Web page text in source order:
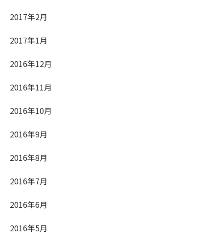
2017年2月
2017年1月
2016年12月
2016年11月
2016年10月
2016年9月
2016年8月
2016年7月
2016年6月
2016年5月